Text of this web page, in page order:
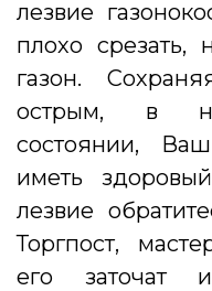
лезвие
плохо
газон.
острым, в
состоянии,
иметь
лезвие
Торгпост,
его заточат